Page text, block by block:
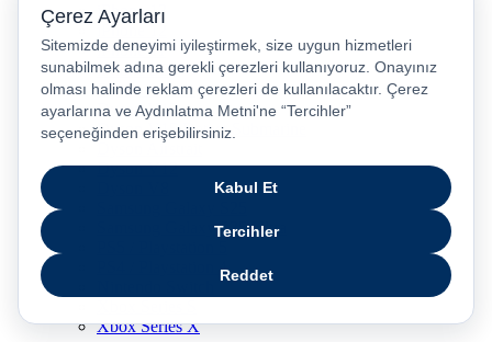
iPhone 13
iPhone 12
iPhone 11
iPhone SE
Dyson Airwrap
Dyson V15
Dyson V15 Detect Submarine
Dyson Airstrait
Dyson V12
Samsung Galaxy S25 Ultra
PS4 / Playstation 4
Xbox Series X